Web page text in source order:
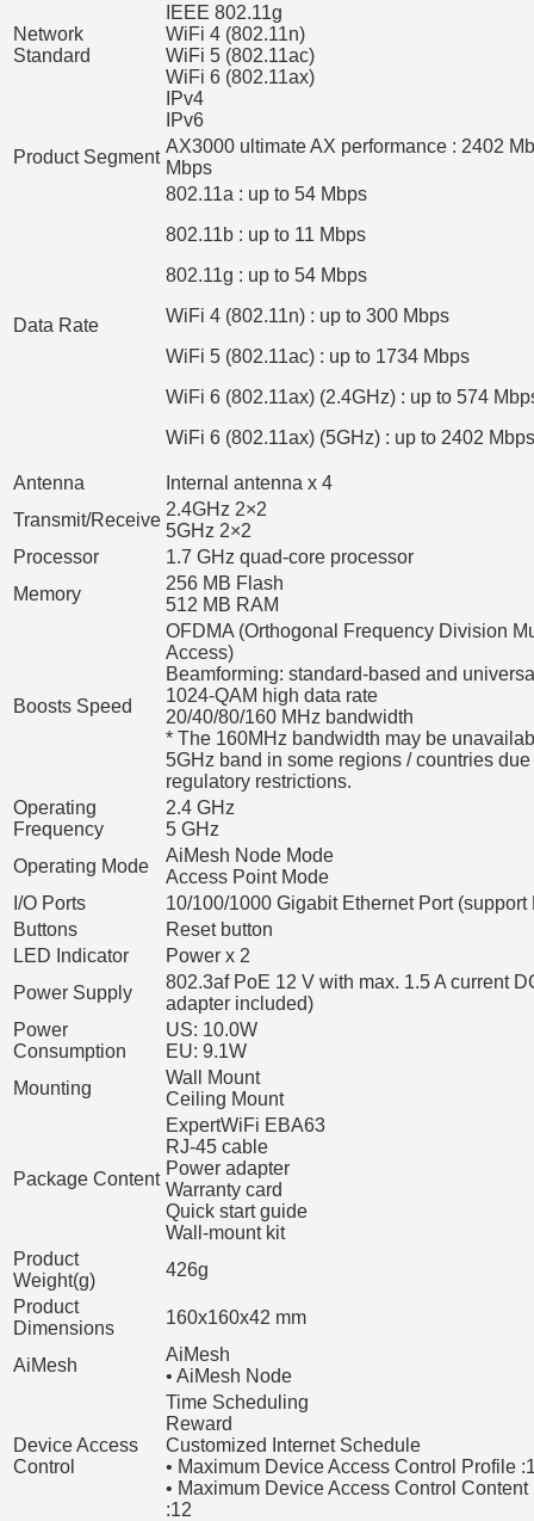
Network
Standard
IEEE 802.11g
WiFi 4 (802.11n)
WiFi 5 (802.11ac)
WiFi 6 (802.11ax)
IPv4
IPv6
Product Segment
AX3000 ultimate AX performance : 2402
Mbps
Data Rate
802.11a : up to 54 Mbps
802.11b : up to 11 Mbps
802.11g : up to 54 Mbps
WiFi 4 (802.11n) : up to 300 Mbps
WiFi 5 (802.11ac) : up to 1734 Mbps
WiFi 6 (802.11ax) (2.4GHz) : up to 574
WiFi 6 (802.11ax) (5GHz) : up to 2402 Mbps
Antenna
Internal antenna x 4
Transmit/Receive
2.4GHz 2×2
5GHz 2×2
Processor
1.7 GHz quad-core processor
Memory
256 MB Flash
512 MB RAM
Boosts Speed
OFDMA (Orthogonal Frequency Division
Access)
Beamforming: standard-based and
1024-QAM high data rate
20/40/80/160 MHz bandwidth
* The 160MHz bandwidth may be
5GHz band in some regions / countries due
regulatory restrictions.
Operating
Frequency
2.4 GHz
5 GHz
Operating Mode
AiMesh Node Mode
Access Point Mode
I/O Ports
10/100/1000 Gigabit Ethernet Port (support
Buttons
Reset button
LED Indicator
Power x 2
Power Supply
802.3af PoE 12 V with max. 1.5 A current
adapter included)
Power
Consumption
US: 10.0W
EU: 9.1W
Mounting
Wall Mount
Ceiling Mount
Package Content
ExpertWiFi EBA63
RJ-45 cable
Power adapter
Warranty card
Quick start guide
Wall-mount kit
Product
Weight(g)
426g
Product
Dimensions
160x160x42 mm
AiMesh
AiMesh
• AiMesh Node
Device Access
Control
Time Scheduling
Reward
Customized Internet Schedule
• Maximum Device Access Control Profile
• Maximum Device Access Control
:12